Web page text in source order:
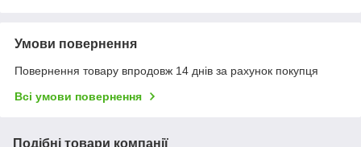
Умови повернення
Повернення товару впродовж 14 днів за рахунок покупця
Всі умови повернення
Подібні товари компанії